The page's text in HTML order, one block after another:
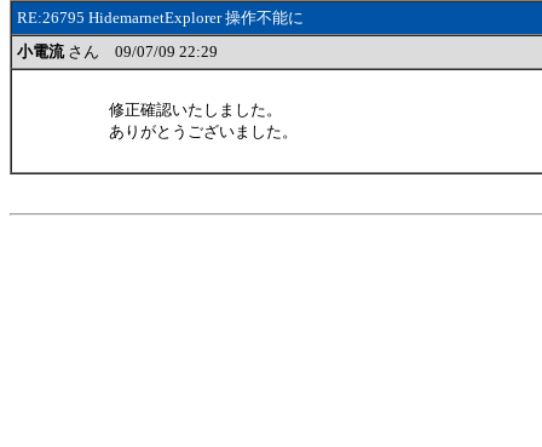
RE:26795 HidemarnetExplorer 操作不能に
小電流さん 09/07/09 22:29
修正確認いたしました。
ありがとうございました。